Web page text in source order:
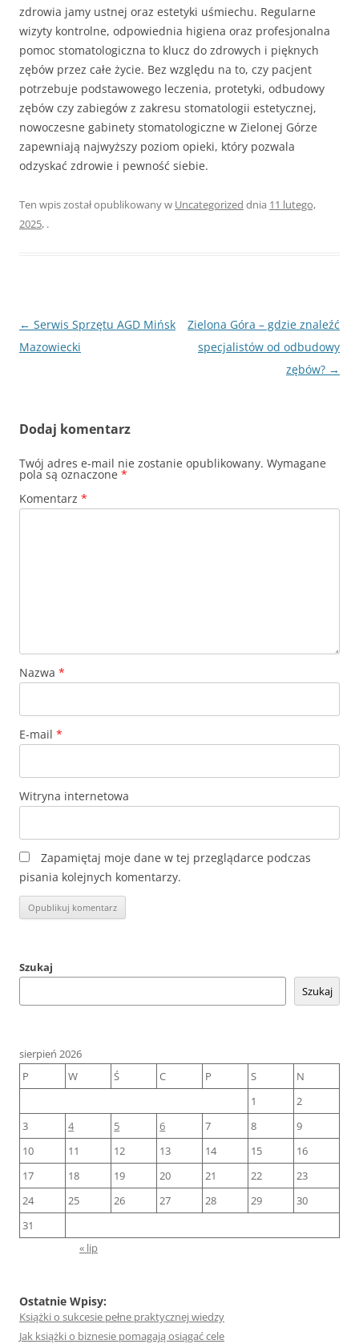
zdrowia jamy ustnej oraz estetyki uśmiechu. Regularne
wizyty kontrolne, odpowiednia higiena oraz profesjonalna
pomoc stomatologiczna to klucz do zdrowych i pięknych
zębów przez całe życie. Bez względu na to, czy pacjent
potrzebuje podstawowego leczenia, protetyki, odbudowy
zębów czy zabiegów z zakresu stomatologii estetycznej,
nowoczesne gabinety stomatologiczne w Zielonej Górze
zapewniają najwyższy poziom opieki, który pozwala
odzyskać zdrowie i pewność siebie.
Ten wpis został opublikowany w Uncategorized dnia 11 lutego,
2025, .
Nawigacja
wpisu
← Serwis Sprzętu AGD Mińsk
Mazowiecki
Zielona Góra – gdzie znaleźć
specjalistów od odbudowy
zębów? →
Dodaj komentarz
Twój adres e-mail nie zostanie opublikowany. Wymagane
pola są oznaczone *
Komentarz *
Nazwa *
E-mail *
Witryna internetowa
Zapamiętaj moje dane w tej przeglądarce podczas
pisania kolejnych komentarzy.
Szukaj
Szukaj
sierpień 2026
P
W Ś C P S
N
1
2
3
4 5 6 7 8
9
10
11 12 13 14 15
16
17
18 19 20 21 22
23
24
25 26 27 28 29
30
31
« lip
Ostatnie Wpisy:
Książki o sukcesie pełne praktycznej wiedzy
Jak książki o biznesie pomagają osiągać cele